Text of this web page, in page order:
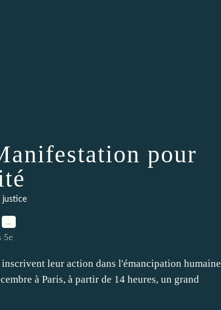
pour
justice
5e
leur action dans l'émancipation humaine
à Paris, à partir de 14 heures, un grand